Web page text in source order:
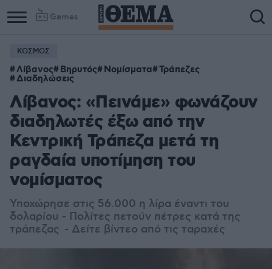
Games
ΚΟΣΜΟΣ
Λίβανος Βηρυτός Νομίσματα Τράπεζες
Διαδηλώσεις
Λίβανος: «Πεινάμε» φωνάζουν
διαδηλωτές έξω από την
Κεντρική Τράπεζα μετά τη
ραγδαία υποτίμηση του
νομίσματος
Υποχώρησε στις 56.000 η λίρα έναντι του
δολαρίου - Πολίτες πετούν πέτρες κατά της
τράπεζας - Δείτε βίντεο από τις ταραχές